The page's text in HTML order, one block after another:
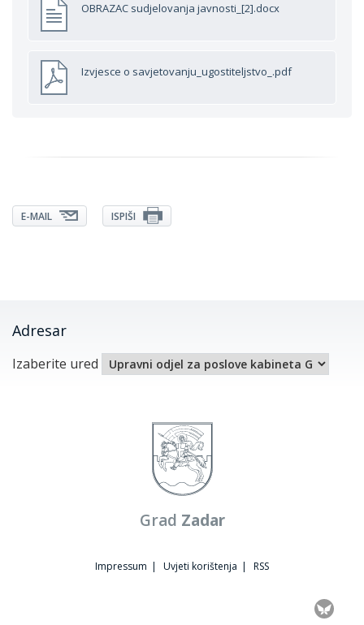
OBRAZAC sudjelovanja javnosti_[2].docx
Izvjesce o savjetovanju_ugostiteljstvo_.pdf
E-MAIL ISPIŠI
Adresar
Izaberite ured
Grad Zadar
Impressum | Uvjeti korištenja | RSS